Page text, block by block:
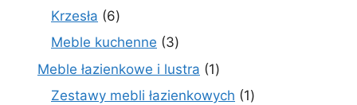
Krzesła 66
produktów
Meble kuchenne 33
produkty
Meble łazienkowe i lustra 11
produkt
Zestawy mebli łazienkowych 11